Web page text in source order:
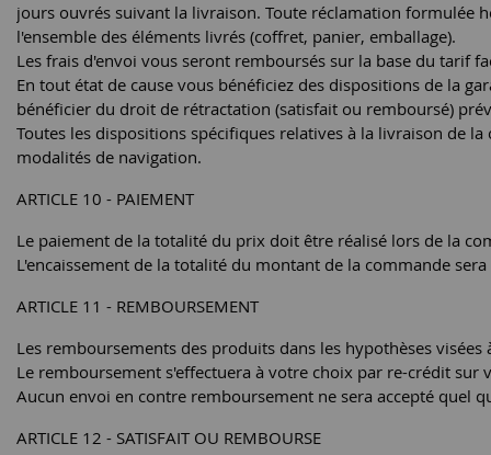
jours ouvrés suivant la livraison. Toute réclamation formulée
l'ensemble des éléments livrés (coffret, panier, emballage).
Les frais d'envoi vous seront remboursés sur la base du tarif
En tout état de cause vous bénéficiez des dispositions de la
bénéficier du droit de rétractation (satisfait ou remboursé)
Toutes les dispositions spécifiques relatives à la livraison de
modalités de navigation.
ARTICLE 10 - PAIEMENT
Le paiement de la totalité du prix doit être réalisé lors de la
L'encaissement de la totalité du montant de la commande
ARTICLE 11 - REMBOURSEMENT
Les remboursements des produits dans les hypothèses
Le remboursement s'effectuera à votre choix par re-crédit sur
Aucun envoi en contre remboursement ne sera accepté quel
ARTICLE 12 - SATISFAIT OU REMBOURSE